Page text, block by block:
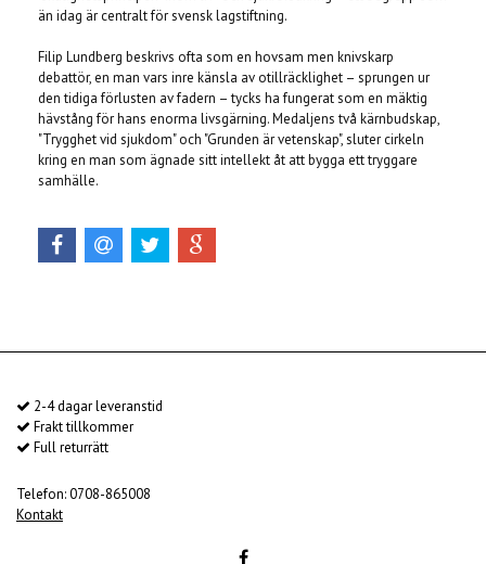
än idag är centralt för svensk lagstiftning.
Filip Lundberg beskrivs ofta som en hovsam men knivskarp
debattör, en man vars inre känsla av otillräcklighet – sprungen ur
den tidiga förlusten av fadern – tycks ha fungerat som en mäktig
hävstång för hans enorma livsgärning. Medaljens två kärnbudskap,
"Trygghet vid sjukdom" och "Grunden är vetenskap", sluter cirkeln
kring en man som ägnade sitt intellekt åt att bygga ett tryggare
samhälle.
2-4 dagar leveranstid
Frakt tillkommer
Full returrätt
Telefon: 0708-865008
Kontakt